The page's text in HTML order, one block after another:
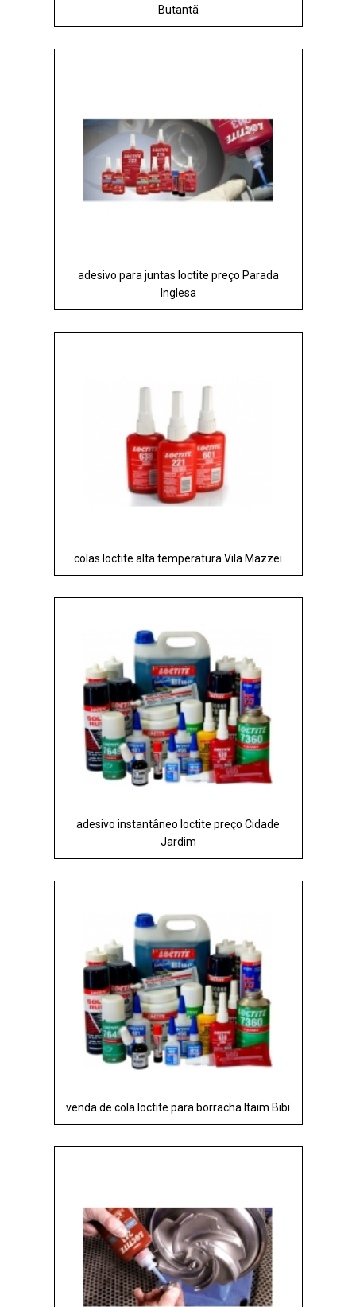
Butantã
adesivo para juntas loctite preço Parada
Inglesa
colas loctite alta temperatura Vila Mazzei
adesivo instantâneo loctite preço Cidade
Jardim
venda de cola loctite para borracha Itaim Bibi